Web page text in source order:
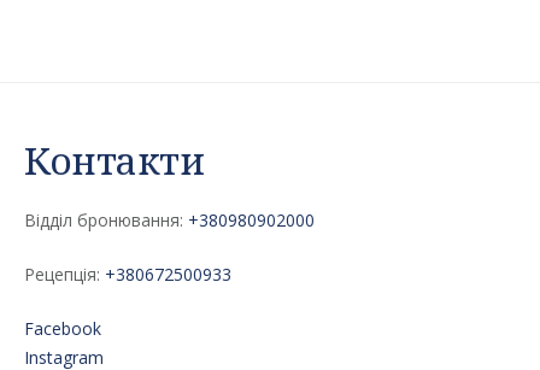
Контакти
Відділ бронювання: +380980902000
Рецепція: +380672500933
Facebook
Instagram